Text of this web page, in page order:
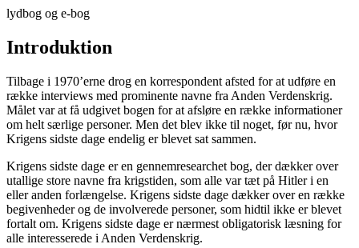
lydbog og e-bog
Introduktion
Tilbage i 1970’erne drog en korrespondent afsted for at udføre en
række interviews med prominente navne fra Anden Verdenskrig.
Målet var at få udgivet bogen for at afsløre en række informationer
om helt særlige personer. Men det blev ikke til noget, før nu, hvor
Krigens sidste dage endelig er blevet sat sammen.
Krigens sidste dage er en gennemresearchet bog, der dækker over
utallige store navne fra krigstiden, som alle var tæt på Hitler i en
eller anden forlængelse. Krigens sidste dage dækker over en række
begivenheder og de involverede personer, som hidtil ikke er blevet
fortalt om. Krigens sidste dage er nærmest obligatorisk læsning for
alle interesserede i Anden Verdenskrig.